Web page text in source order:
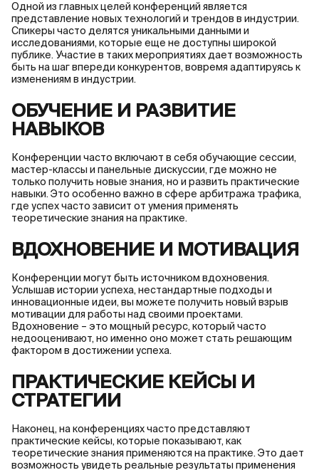
Одной из главных целей конференций является
представление новых технологий и трендов в индустрии.
Спикеры часто делятся уникальными данными и
исследованиями, которые еще не доступны широкой
публике. Участие в таких мероприятиях дает возможность
быть на шаг впереди конкурентов, вовремя адаптируясь к
изменениям в индустрии.
ОБУЧЕНИЕ И РАЗВИТИЕ
НАВЫКОВ
Конференции часто включают в себя обучающие сессии,
мастер-классы и панельные дискуссии, где можно не
только получить новые знания, но и развить практические
навыки. Это особенно важно в сфере арбитража трафика,
где успех часто зависит от умения применять
теоретические знания на практике.
ВДОХНОВЕНИЕ И МОТИВАЦИЯ
Конференции могут быть источником вдохновения.
Услышав истории успеха, нестандартные подходы и
инновационные идеи, вы можете получить новый взрыв
мотивации для работы над своими проектами.
Вдохновение – это мощный ресурс, который часто
недооценивают, но именно оно может стать решающим
фактором в достижении успеха.
ПРАКТИЧЕСКИЕ КЕЙСЫ И
СТРАТЕГИИ
Наконец, на конференциях часто представляют
практические кейсы, которые показывают, как
теоретические знания применяются на практике. Это дает
возможность увидеть реальные результаты применения